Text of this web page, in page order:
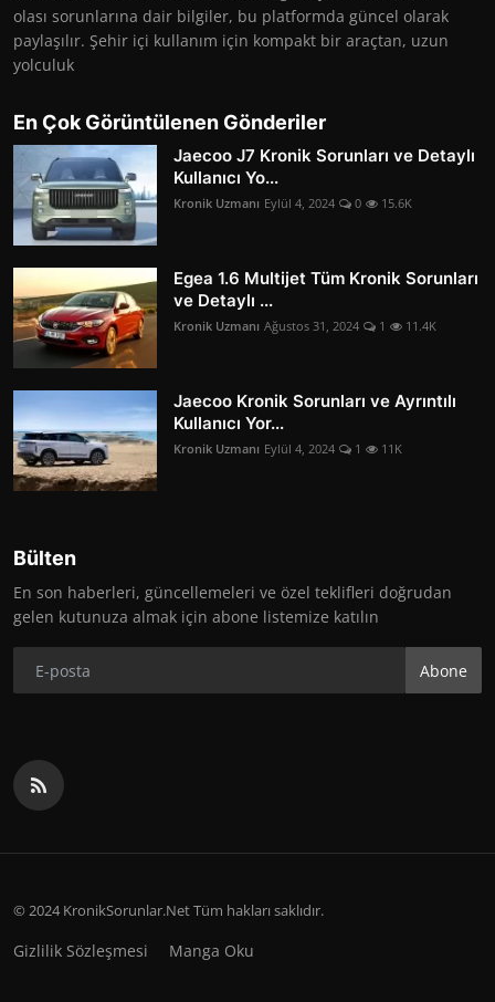
olası sorunlarına dair bilgiler, bu platformda güncel olarak
paylaşılır. Şehir içi kullanım için kompakt bir araçtan, uzun
yolculuk
En Çok Görüntülenen Gönderiler
Jaecoo J7 Kronik Sorunları ve Detaylı
Kullanıcı Yo...
Kronik Uzmanı Eylül 4, 2024 0 15.6K
Egea 1.6 Multijet Tüm Kronik Sorunları
ve Detaylı ...
Kronik Uzmanı Ağustos 31, 2024 1 11.4K
Jaecoo Kronik Sorunları ve Ayrıntılı
Kullanıcı Yor...
Kronik Uzmanı Eylül 4, 2024 1 11K
Bülten
En son haberleri, güncellemeleri ve özel teklifleri doğrudan
gelen kutunuza almak için abone listemize katılın
Abone
© 2024 KronikSorunlar.Net Tüm hakları saklıdır.
Gizlilik Sözleşmesi Manga Oku